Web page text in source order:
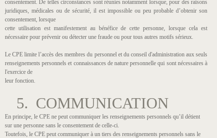
consentement. De telles circonstances sont réunies notamment lorsque, pour des raisons
juridiques, médicales ou de sécurité, il est impossible ou peu probable d’obtenir son
consentement, lorsque
cette utilisation est manifestement au bénéfice de cette personne, lorsque cela est
nécessaire pour prévenir ou détecter une fraude ou pour tous autres motifs sérieux.
Le CPE limite l’accès des membres du personnel et du conseil d'administration aux seuls
renseignements personnels et connaissances de nature personnelle qui sont nécessaires à
l'exercice de
leur fonction.
5. COMMUNICATION
En principe, le CPE ne peut communiquer les renseignements personnels qu’il détient
sur une personne sans le consentement de celle-ci.
Toutefois, le CPE peut communiquer à un tiers des renseignements personnels sans le